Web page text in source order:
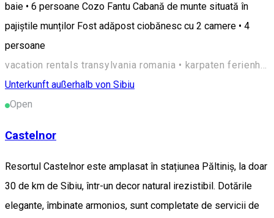
baie • 6 persoane Cozo Fantu Cabană de munte situată în
pajiștile munților Fost adăpost ciobănesc cu 2 camere • 4
persoane
vacation rentals transylvania romania • karpaten ferienhaus hermannstadt siebenbürgen rumänien • case de vacanta de inchiriat marginimea sibiului • maisons de vacances transylvanie roumanie • Sibiu, Vale 557236, Romania
Unterkunft außerhalb von Sibiu
Open
Castelnor
Resortul Castelnor este amplasat în stațiunea Păltiniș, la doar
30 de km de Sibiu, într-un decor natural irezistibil. Dotările
elegante, îmbinate armonios, sunt completate de servicii de